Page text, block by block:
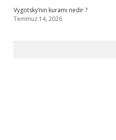
Vygotsky’nin kuramı nedir ?
Temmuz 14, 2026